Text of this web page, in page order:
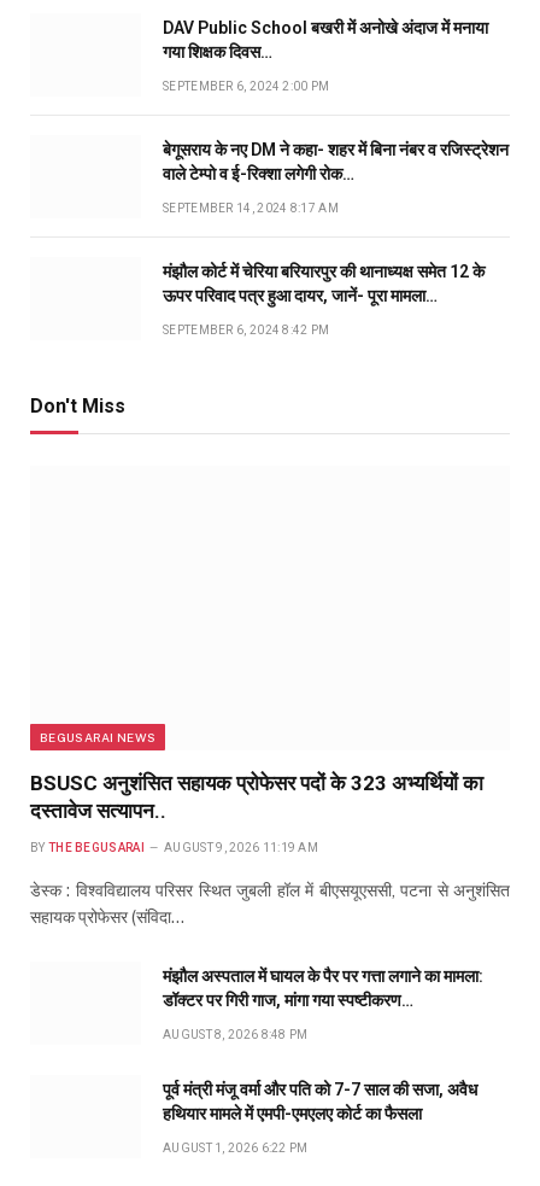
DAV Public School बखरी में अनोखे अंदाज में मनाया
गया शिक्षक दिवस…
SEPTEMBER 6, 2024 2:00 PM
बेगूसराय के नए DM ने कहा- शहर में बिना नंबर व रजिस्ट्रेशन
वाले टेम्पो व ई-रिक्शा लगेगी रोक…
SEPTEMBER 14, 2024 8:17 AM
मंझौल कोर्ट में चेरिया बरियारपुर की थानाध्यक्ष समेत 12 के
ऊपर परिवाद पत्र हुआ दायर, जानें- पूरा मामला…
SEPTEMBER 6, 2024 8:42 PM
Don't Miss
BEGUSARAI NEWS
BSUSC अनुशंसित सहायक प्रोफेसर पदों के 323 अभ्यर्थियों का
दस्तावेज सत्यापन..
BY THE BEGUSARAI AUGUST 9, 2026 11:19 AM
डेस्क : विश्वविद्यालय परिसर स्थित जुबली हॉल में बीएसयूएससी, पटना से अनुशंसित
सहायक प्रोफेसर (संविदा…
मंझौल अस्पताल में घायल के पैर पर गत्ता लगाने का मामला:
डॉक्टर पर गिरी गाज, मांगा गया स्पष्टीकरण…
AUGUST 8, 2026 8:48 PM
पूर्व मंत्री मंजू वर्मा और पति को 7-7 साल की सजा, अवैध
हथियार मामले में एमपी-एमएलए कोर्ट का फैसला
AUGUST 1, 2026 6:22 PM